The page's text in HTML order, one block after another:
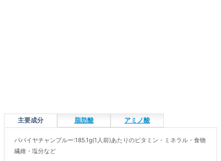
主要成分 脂肪酸 アミノ酸
パパイヤチャンプルー:185.1g(1人前)あたりのビタミン・ミネラル・食物
繊維・塩分など